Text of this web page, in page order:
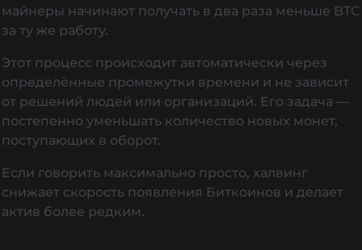
майнеры начинают получать в два раза меньше BTC
за ту же работу.
Этот процесс происходит автоматически через
определённые промежутки времени и не зависит
от решений людей или организаций. Его задача —
постепенно уменьшать количество новых монет,
поступающих в оборот.
Если говорить максимально просто, халвинг
снижает скорость появления Биткоинов и делает
актив более редким.